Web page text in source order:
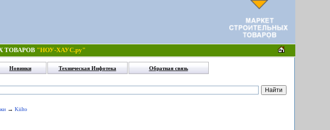
ТОВАРОВ "НОУ-ХАУС.ру"
Новинки Техническая Инфотека Обратная связь
→ Kiilto